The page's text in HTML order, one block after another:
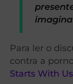
Para ler o
contra a
Starts With Us